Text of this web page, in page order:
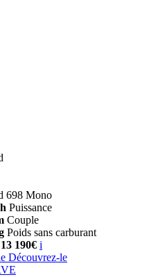
698 Mono
Puissance
Couple
Poids sans carburant
190€ i
Découvrez-le